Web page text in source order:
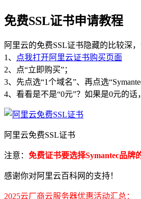
免费SSL证书申请教程
阿里云的免费SSL证书隐藏的比较深
1、
点我打开阿里云证书购买页面
2、点“立即购买”；
3、先点选“1个域名”、再点选
4、看看是不是“0元”？如果是0元的话
阿里云免费SSL证书
注意： 免费证书要选择Symantec品牌
感谢你对阿里云百科网的支持！
2025云厂商云服务器优惠活动汇总：